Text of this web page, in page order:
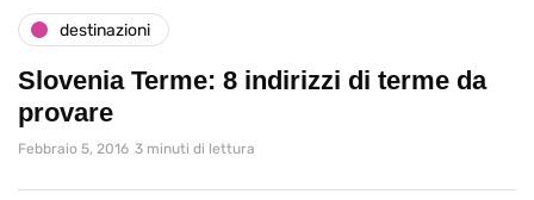
destinazioni
Slovenia Terme: 8 indirizzi di terme da
provare
Febbraio 5, 2016 3 minuti di lettura